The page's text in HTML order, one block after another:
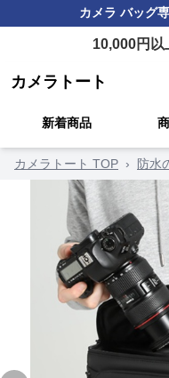
カメラ バッグ
10,000円以
カメラトート
新着商品
カメラトート TOP › 防水